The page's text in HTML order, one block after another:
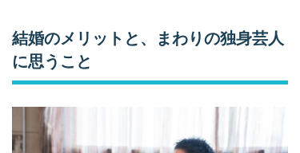
結婚のメリットと、まわりの独身芸人
に思うこと